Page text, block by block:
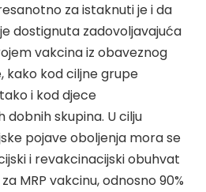
za istaknuti je i da
dostignuta zadovoljavajuća
vakcina iz obaveznog
kako kod ciljne grupe
i kod djece
skupina. U cilju
pojave oboljenja mora se
i revakcinacijski obuhvat
MRP vakcinu, odnosno 90%